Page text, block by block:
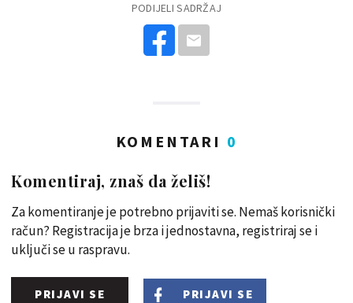
PODIJELI SADRŽAJ
KOMENTARI 0
Komentiraj, znaš da želiš!
Za komentiranje je potrebno prijaviti se. Nemaš korisnički
račun? Registracija je brza i jednostavna, registriraj se i
uključi se u raspravu.
PRIJAVI SE PRIJAVI SE